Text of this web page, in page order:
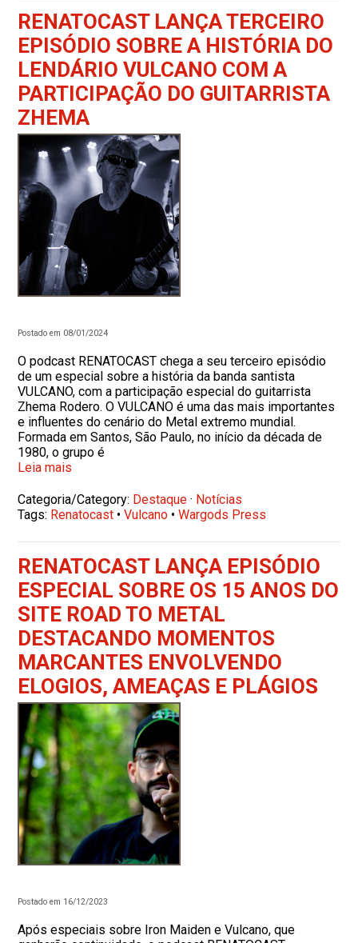
RENATOCAST LANÇA TERCEIRO
EPISÓDIO SOBRE A HISTÓRIA DO
LENDÁRIO VULCANO COM A
PARTICIPAÇÃO DO GUITARRISTA
ZHEMA
Postado em 08/01/2024
O podcast RENATOCAST chega a seu terceiro episódio
de um especial sobre a história da banda santista
VULCANO, com a participação especial do guitarrista
Zhema Rodero. O VULCANO é uma das mais importantes
e influentes do cenário do Metal extremo mundial.
Formada em Santos, São Paulo, no início da década de
1980, o grupo é
Leia mais
Categoria/Category: Destaque · Notícias
Tags: Renatocast •Vulcano •Wargods Press
RENATOCAST LANÇA EPISÓDIO
ESPECIAL SOBRE OS 15 ANOS DO
SITE ROAD TO METAL
DESTACANDO MOMENTOS
MARCANTES ENVOLVENDO
ELOGIOS, AMEAÇAS E PLÁGIOS
Postado em 16/12/2023
Após especiais sobre Iron Maiden e Vulcano, que